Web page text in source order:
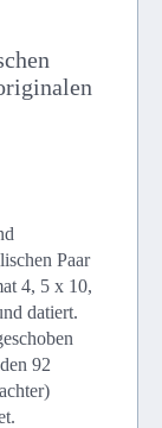
Paar
4, 5 x 10,
datiert.
92